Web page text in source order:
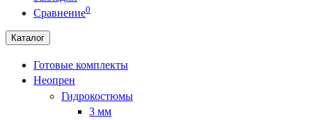
Сравнение0
Каталог
Готовые комплекты
Неопрен
Гидрокостюмы
3 мм